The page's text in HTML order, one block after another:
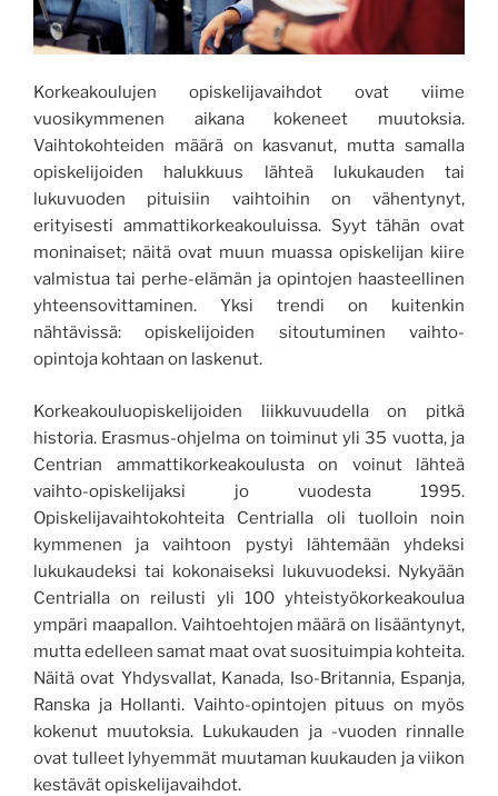
Korkeakoulujen opiskelijavaihdot ovat viime
vuosikymmenen aikana kokeneet muutoksia.
Vaihtokohteiden määrä on kasvanut, mutta samalla
opiskelijoiden halukkuus lähteä lukukauden tai
lukuvuoden pituisiin vaihtoihin on vähentynyt,
erityisesti ammattikorkeakouluissa. Syyt tähän ovat
moninaiset; näitä ovat muun muassa opiskelijan kiire
valmistua tai perhe-elämän ja opintojen haasteellinen
yhteensovittaminen. Yksi trendi on kuitenkin
nähtävissä: opiskelijoiden sitoutuminen vaihto-
opintoja kohtaan on laskenut.
Korkeakouluopiskelijoiden liikkuvuudella on pitkä
historia. Erasmus-ohjelma on toiminut yli 35 vuotta, ja
Centrian ammattikorkeakoulusta on voinut lähteä
vaihto-opiskelijaksi jo vuodesta 1995.
Opiskelijavaihtokohteita Centrialla oli tuolloin noin
kymmenen ja vaihtoon pystyi lähtemään yhdeksi
lukukaudeksi tai kokonaiseksi lukuvuodeksi. Nykyään
Centrialla on reilusti yli 100 yhteistyökorkeakoulua
ympäri maapallon. Vaihtoehtojen määrä on lisääntynyt,
mutta edelleen samat maat ovat suosituimpia kohteita.
Näitä ovat Yhdysvallat, Kanada, Iso-Britannia, Espanja,
Ranska ja Hollanti. Vaihto-opintojen pituus on myös
kokenut muutoksia. Lukukauden ja -vuoden rinnalle
ovat tulleet lyhyemmät muutaman kuukauden ja viikon
kestävät opiskelijavaihdot.